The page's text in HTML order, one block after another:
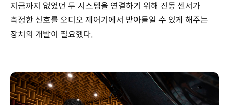
지금까지 없었던 두 시스템을 연결하기 위해 진동 센서가
측정한 신호를 오디오 제어기에서 받아들일 수 있게 해주는
장치의 개발이 필요했다.